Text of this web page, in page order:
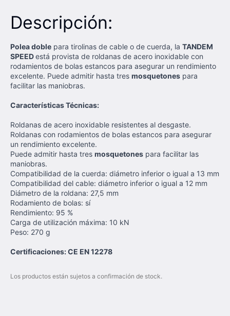
Descripción:
Polea doble para tirolinas de cable o de cuerda, la TANDEM
SPEEDestá provista de roldanas de acero inoxidable con
rodamientos de bolas estancos para asegurar un rendimiento
excelente. Puede admitir hasta tres mosquetones para
facilitar las maniobras.
Características Técnicas:
Roldanas de acero inoxidable resistentes al desgaste.
Roldanas con rodamientos de bolas estancos para asegurar
un rendimiento excelente.
Puede admitir hasta tres mosquetones para facilitar las
maniobras.
Compatibilidad de la cuerda: diámetro inferior o igual a 13 mm
Compatibilidad del cable: diámetro inferior o igual a 12 mm
Diámetro de la roldana: 27,5 mm
Rodamiento de bolas: sí
Rendimiento: 95 %
Carga de utilización máxima: 10 kN
Peso: 270 g
Certificaciones: CE EN 12278
Los productos están sujetos a confirmación de stock.